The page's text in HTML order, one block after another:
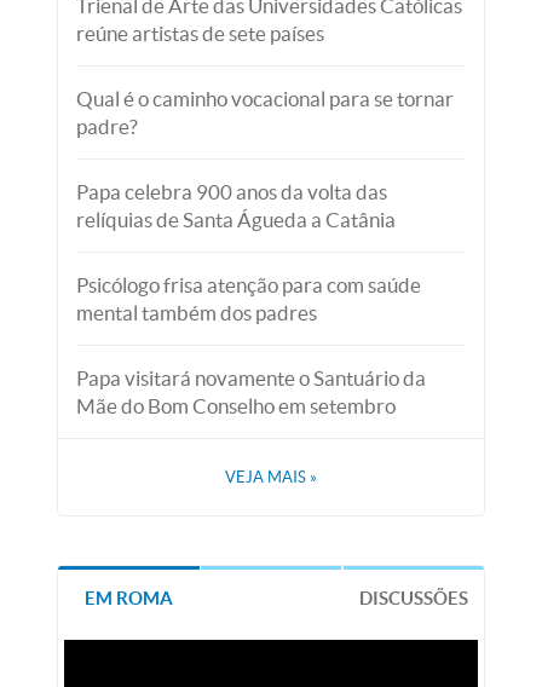
Trienal de Arte das Universidades Católicas
reúne artistas de sete países
Qual é o caminho vocacional para se tornar
padre?
Papa celebra 900 anos da volta das
relíquias de Santa Águeda a Catânia
Psicólogo frisa atenção para com saúde
mental também dos padres
Papa visitará novamente o Santuário da
Mãe do Bom Conselho em setembro
VEJA MAIS »
EM ROMA DISCUSSÕES